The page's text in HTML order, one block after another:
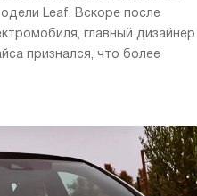
Leaf. Вскоре после
главный дизайнер
признался, что более